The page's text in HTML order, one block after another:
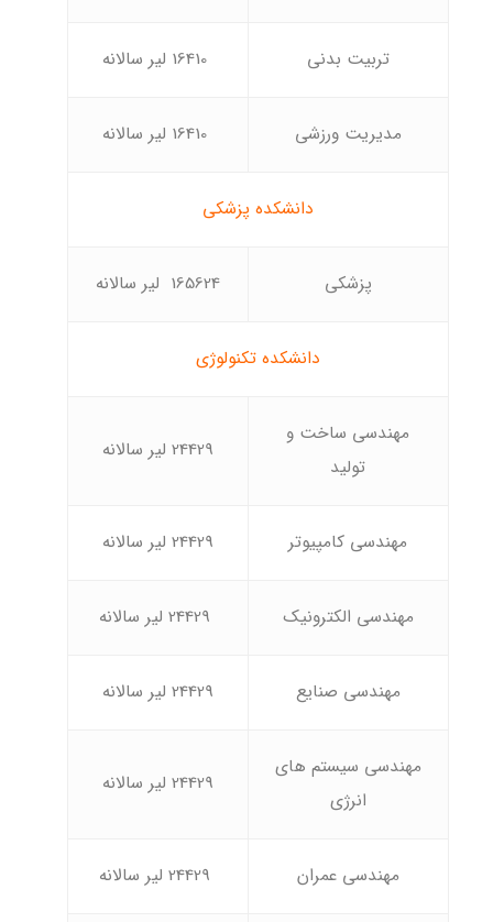
تربیت بدنی
مدیریت ورزشی
دانشکده پزشکی
پزشکی 165624 لیر سالانه
دانشکده تکنولوژی
مهندسی ساخت و
تولید
24429 لیر سالانه
مهندسی کامپیوتر 24429 لیر سالانه
مهندسی الکترونیک
مهندسی صنایع 24429 لیر سالانه
مهندسی سیستم های
انرژی
24429 لیر سالانه
مهندسی عمران